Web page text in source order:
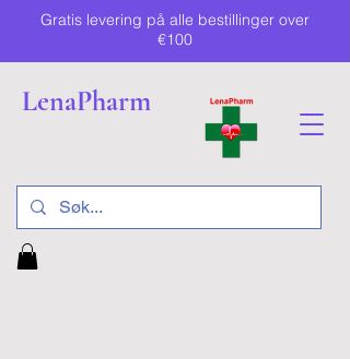
Gratis levering på alle bestillinger over
€100
LenaPharm